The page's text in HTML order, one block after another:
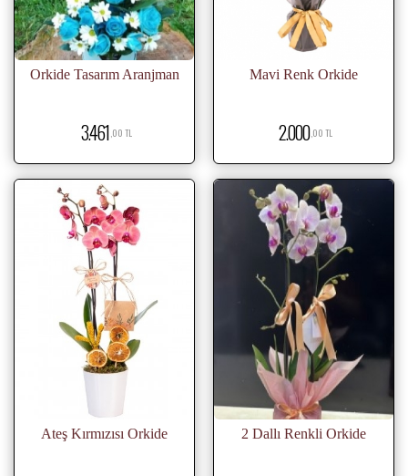
Orkide Tasarım Aranjman
3.461 ,00 TL
Mavi Renk Orkide
2.000 ,00 TL
Ateş Kırmızısı Orkide 2 Dallı Renkli Orkide